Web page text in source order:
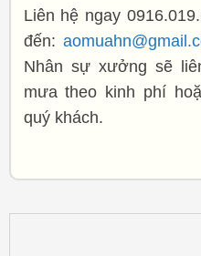
Liên hệ ngay
đến:
Nhân sự xưởng sẽ
mưa theo kinh phí
quý khách.